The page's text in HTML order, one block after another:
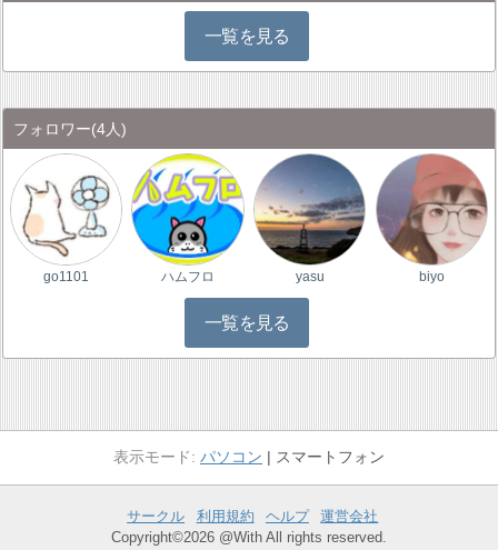
一覧を見る
フォロワー(4人)
go1101 ハムフロ yasu biyo
一覧を見る
パソコン スマートフォン
サークル 利用規約 ヘルプ
運営会社
Copyright©2026 @With All rights reserved.